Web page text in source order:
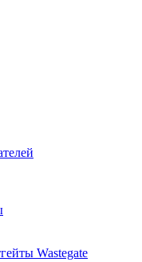
Wastegate